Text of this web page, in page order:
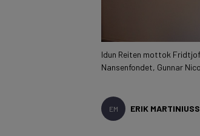
Idun Reiten mottok
Nansenfondet, Gunnar
EM ERIK